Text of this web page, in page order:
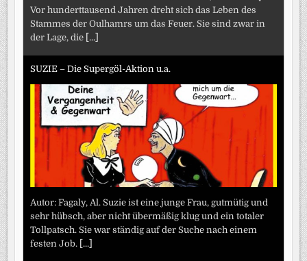
Vor hunderttausend Jahren dreht sich das Leben des
Stammes der Oulhamrs um das Feuer. Sie sind zwar in
der Lage, die [...]
SUZIE – Die Supergöl-Aktion u.a.
Autor: Fagaly, Al. Suzie ist eine junge Frau, gutmütig und
sehr hübsch, aber nicht übermäßig klug und ein totaler
Tollpatsch. Sie war ständig auf der Suche nach einem
festen Job. [...]